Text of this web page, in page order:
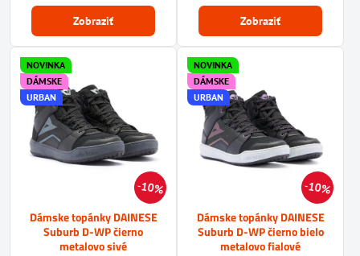
Zobraziť Zobraziť
10%
NOVINKA
DÁMSKE
URBAN
Dámske topánky DAINESE
Suburb D-WP čierno
metalovo sivé
10%
NOVINKA
DÁMSKE
URBAN
Dámske topánky DAINESE
Suburb D-WP čierno bielo
metalovo fialové